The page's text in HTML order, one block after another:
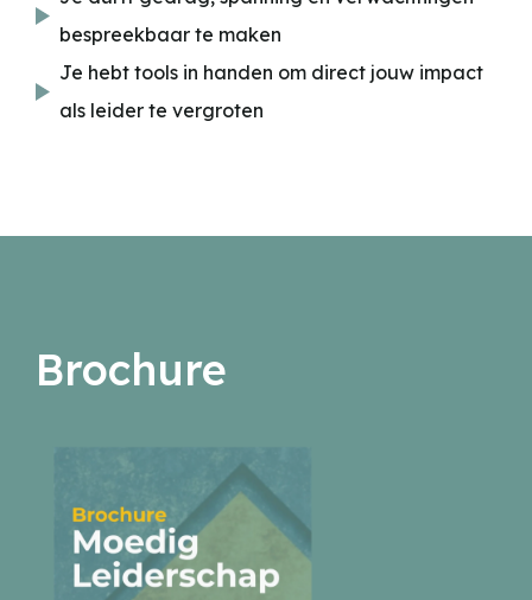
bespreekbaar te maken
Je hebt tools in handen om direct jouw impact
als leider te vergroten
Brochure